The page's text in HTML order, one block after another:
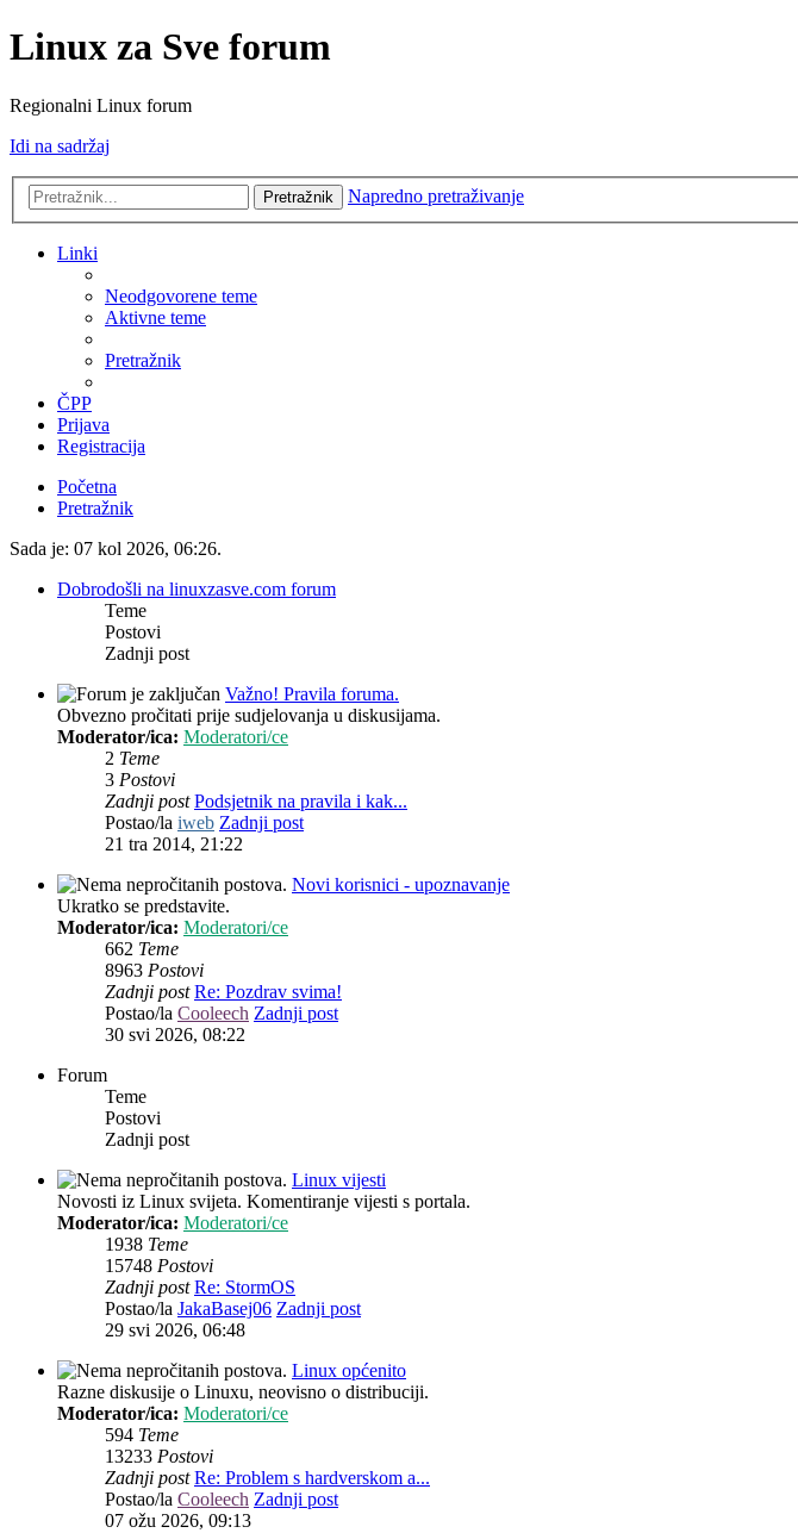
Linux za Sve forum
Regionalni Linux forum
Idi na sadržaj
Pretražnik Napredno pretraživanje
Linki
Neodgovorene teme
Aktivne teme
Pretražnik
ČPP
Prijava
Registracija
Početna
Pretražnik
Sada je: 07 kol 2026, 06:26.
Dobrodošli na linuxzasve.com forum
Teme
Postovi
Zadnji post
Važno! Pravila foruma.
Obvezno pročitati prije sudjelovanja u diskusijama.
Moderator/ica: Moderatori/ce
2 Teme
3 Postovi
Zadnji post Podsjetnik na pravila i kak...
Postao/la iweb Zadnji post
21 tra 2014, 21:22
Novi korisnici - upoznavanje
Ukratko se predstavite.
Moderator/ica: Moderatori/ce
662 Teme
8963 Postovi
Zadnji post Re: Pozdrav svima!
Postao/la Cooleech Zadnji post
30 svi 2026, 08:22
Forum
Teme
Postovi
Zadnji post
Linux vijesti
Novosti iz Linux svijeta. Komentiranje vijesti s portala.
Moderator/ica: Moderatori/ce
1938 Teme
15748 Postovi
Zadnji post Re: StormOS
Postao/la JakaBasej06 Zadnji post
29 svi 2026, 06:48
Linux općenito
Razne diskusije o Linuxu, neovisno o distribuciji.
Moderator/ica: Moderatori/ce
594 Teme
13233 Postovi
Zadnji post Re: Problem s hardverskom a...
Postao/la Cooleech Zadnji post
07 ožu 2026, 09:13